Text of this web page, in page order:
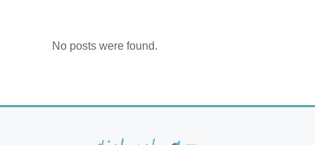
No posts were found.